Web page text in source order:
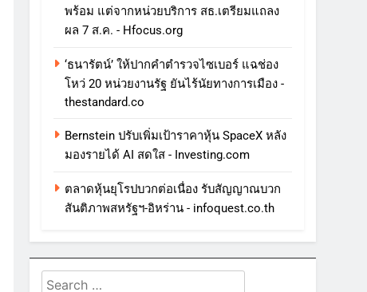
พร้อม แต่จากหน่วยบริการ สธ.เตรียมแถลง
ผล 7 ส.ค. - Hfocus.org
‘ธนารัตน์’ ให้ปากคำตำรวจไซเบอร์ แฉช่อง
โหว่ 20 หน่วยงานรัฐ ยันไร้นัยทางการเมือง -
thestandard.co
Bernstein ปรับเพิ่มเป้าราคาหุ้น SpaceX หลัง
มองรายได้ AI สดใส - Investing.com
ตลาดหุ้นยุโรปบวกต่อเนื่อง รับสัญญาณบวก
สันติภาพสหรัฐฯ-อิหร่าน - infoquest.co.th
Search